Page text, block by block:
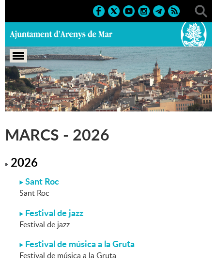
Portada > Marcs > 2026
MARCS - 2026
2026
Sant Roc
Sant Roc
Festival de jazz
Festival de jazz
Festival de música a la Gruta
Festival de música a la Gruta